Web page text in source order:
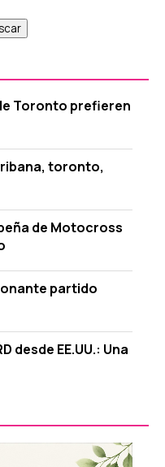
Toronto prefieren
toronto,
de Motocross
partido
desde EE.UU.: Una